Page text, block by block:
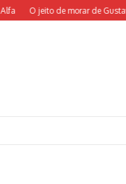
O jeito de morar de Gustavo